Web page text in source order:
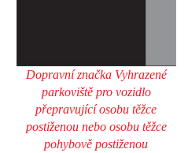
Dopravní značka Vyhrazené
parkoviště pro vozidlo
přepravující osobu těžce
postiženou nebo osobu těžce
pohybově postiženou